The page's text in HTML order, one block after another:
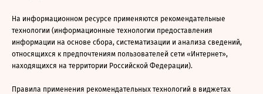
На информационном ресурсе применяются рекомендательные
технологии (информационные технологии предоставления
информации на основе сбора, систематизации и анализа сведений,
относящихся к предпочтениям пользователей сети «Интернет»,
находящихся на территории Российской Федерации).
Правила применения рекомендательных технологий в виджетах